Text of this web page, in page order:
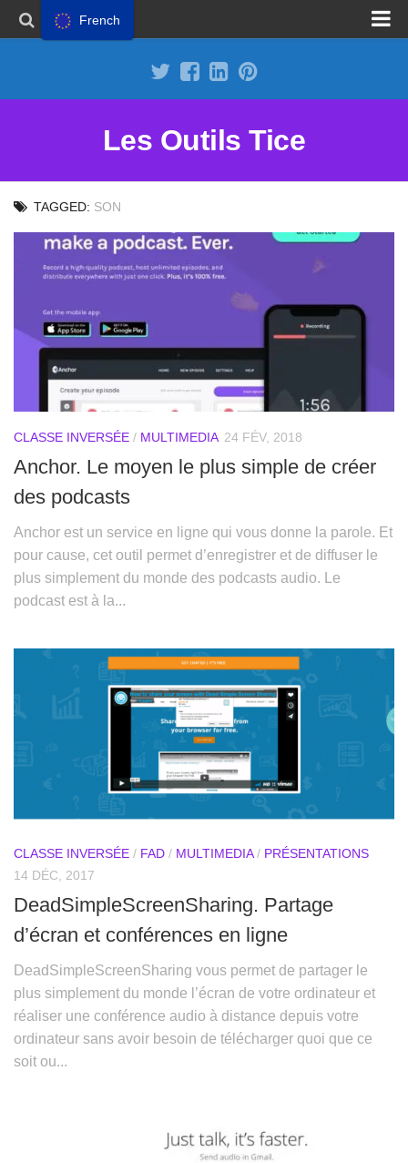
Les Outils Tice
TAGGED: SON
CLASSE INVERSÉE / MULTIMEDIA 24 FÉV, 2018
Anchor. Le moyen le plus simple de créer
des podcasts
Anchor est un service en ligne qui vous donne la parole. Et
pour cause, cet outil permet d’enregistrer et de diffuser le
plus simplement du monde des podcasts audio. Le
podcast est à la...
CLASSE INVERSÉE / FAD / MULTIMEDIA/ PRÉSENTATIONS
14 DÉC, 2017
DeadSimpleScreenSharing. Partage
d’écran et conférences en ligne
DeadSimpleScreenSharing vous permet de partager le
plus simplement du monde l’écran de votre ordinateur et
réaliser une conférence audio à distance depuis votre
ordinateur sans avoir besoin de télécharger quoi que ce
soit ou...
French